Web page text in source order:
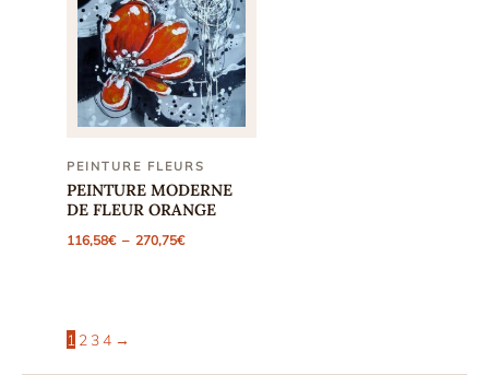
PEINTURE FLEURS
PEINTURE MODERNE
DE FLEUR ORANGE
116,58€ – 270,75€Plage
1 2 34 →